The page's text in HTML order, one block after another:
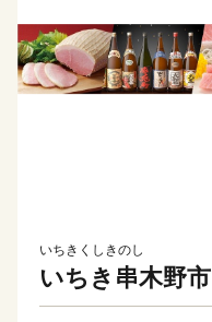
いちきくしきのし
いちき串木野市